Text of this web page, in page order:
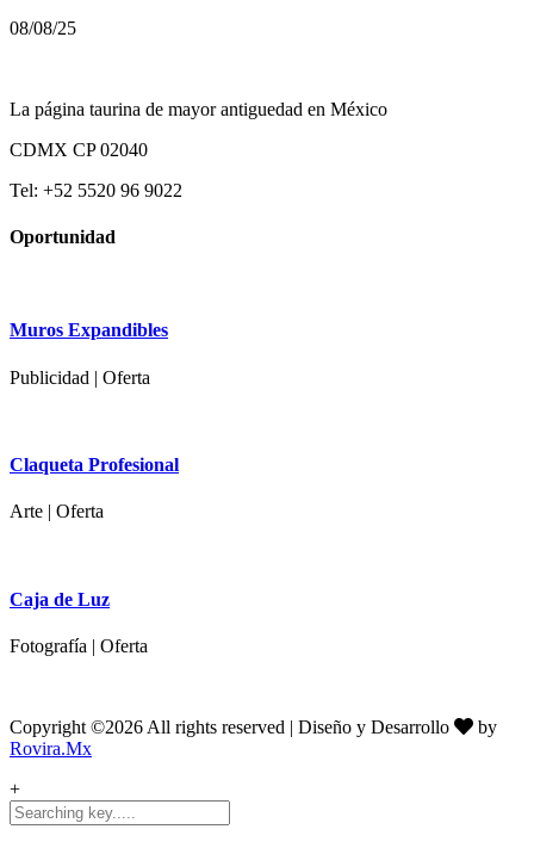
08/08/25
La página taurina de mayor antiguedad en México
CDMX CP 02040
Tel: +52 5520 96 9022
Oportunidad
Muros Expandibles
Publicidad | Oferta
Claqueta Profesional
Arte | Oferta
Caja de Luz
Fotografía | Oferta
Copyright ©2026 All rights reserved | Diseño y Desarrollo
by
Rovira.Mx
+